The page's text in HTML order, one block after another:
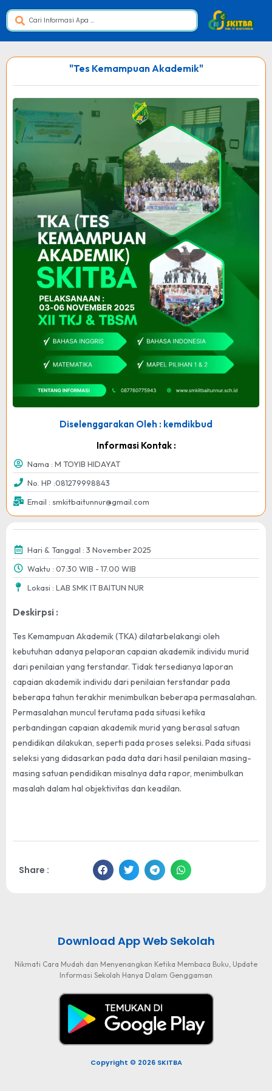
"Tes Kemampuan Akademik"
Diselenggarakan Oleh : kemdikbud
Informasi Kontak :
Nama : M TOYIB HIDAYAT
No. HP :081279998843
Email : smkitbaitunnur@gmail.com
Hari & Tanggal : 3 November 2025
Waktu : 07:30 WIB - 17.00 WIB
Lokasi : LAB SMK IT BAITUN NUR
Deskirpsi :
Tes Kemampuan Akademik (TKA) dilatarbelakangi oleh
kebutuhan adanya pelaporan capaian akademik individu murid
dari penilaian yang terstandar. Tidak tersedianya laporan
capaian akademik individu dari penilaian terstandar pada
beberapa tahun terakhir menimbulkan beberapa permasalahan.
Permasalahan muncul terutama pada situasi ketika
perbandingan capaian akademik murid yang berasal satuan
pendidikan dilakukan, seperti pada proses seleksi. Pada situasi
seleksi yang didasarkan pada data dari hasil penilaian masing-
masing satuan pendidikan misalnya data rapor, menimbulkan
masalah dalam hal objektivitas dan keadilan.
Share :
Download App Web Sekolah
Nikmati Cara Mudah dan Menyenangkan Ketika Membaca Buku, Update
Informasi Sekolah Hanya Dalam Genggaman
Copyright © 2026 SKITBA